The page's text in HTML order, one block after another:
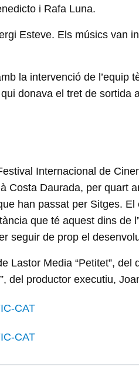
i Rafa Luna.
Esteve. Els músics van
la intervenció de l’equip
donava el tret de sortida
Internacional de
Daurada, per quart
han passat per Sitges.
que té aquest dins de
seguir de prop el
Media “Petitet”,
del productor executiu,